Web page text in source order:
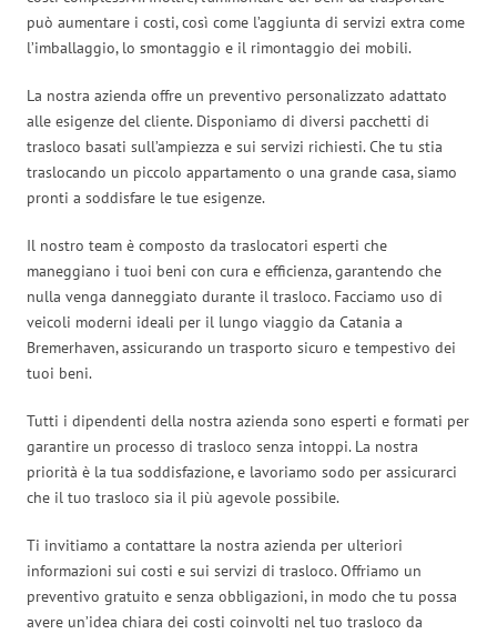
può aumentare i costi, così come l’aggiunta di servizi extra come
l’imballaggio, lo smontaggio e il rimontaggio dei mobili.
La nostra azienda offre un preventivo personalizzato adattato
alle esigenze del cliente. Disponiamo di diversi pacchetti di
trasloco basati sull’ampiezza e sui servizi richiesti. Che tu stia
traslocando un piccolo appartamento o una grande casa, siamo
pronti a soddisfare le tue esigenze.
Il nostro team è composto da traslocatori esperti che
maneggiano i tuoi beni con cura e efficienza, garantendo che
nulla venga danneggiato durante il trasloco. Facciamo uso di
veicoli moderni ideali per il lungo viaggio da Catania a
Bremerhaven, assicurando un trasporto sicuro e tempestivo dei
tuoi beni.
Tutti i dipendenti della nostra azienda sono esperti e formati per
garantire un processo di trasloco senza intoppi. La nostra
priorità è la tua soddisfazione, e lavoriamo sodo per assicurarci
che il tuo trasloco sia il più agevole possibile.
Ti invitiamo a contattare la nostra azienda per ulteriori
informazioni sui costi e sui servizi di trasloco. Offriamo un
preventivo gratuito e senza obbligazioni, in modo che tu possa
avere un’idea chiara dei costi coinvolti nel tuo trasloco da